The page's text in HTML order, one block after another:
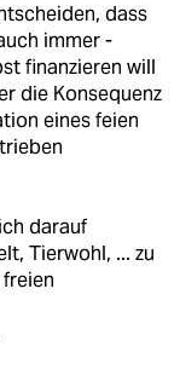
dass
immer -
finanzieren will
die Konsequenz
eines feien
darauf
Tierwohl, ... zu